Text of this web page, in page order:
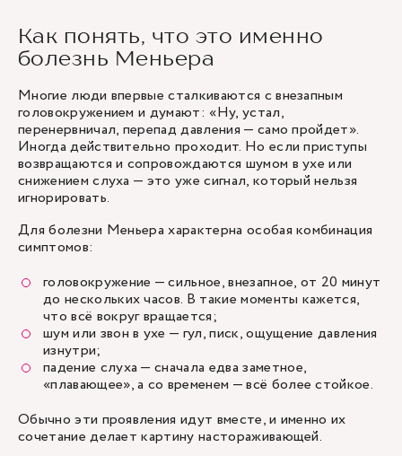
Как понять, что это именно
болезнь Меньера
Многие люди впервые сталкиваются с внезапным
головокружением и думают: «Ну, устал,
перенервничал, перепад давления — само пройдет».
Иногда действительно проходит. Но если приступы
возвращаются и сопровождаются шумом в ухе или
снижением слуха — это уже сигнал, который нельзя
игнорировать.
Для болезни Меньера характерна особая комбинация
симптомов:
головокружение — сильное, внезапное, от 20 минут
до нескольких часов. В такие моменты кажется,
что всё вокруг вращается;
шум или звон в ухе — гул, писк, ощущение давления
изнутри;
падение слуха — сначала едва заметное,
«плавающее», а со временем — всё более стойкое.
Обычно эти проявления идут вместе, и именно их
сочетание делает картину настораживающей.